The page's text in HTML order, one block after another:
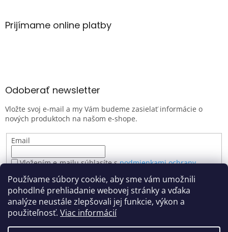
Používame súbory cookie, aby sme vám umožnili
pohodlné prehliadanie webovej stránky a vďaka
analýze neustále zlepšovali jej funkcie, výkon a
použiteľnosť. Viac informácií
Prijímame online platby
Odoberať newsletter
Vložte svoj e-mail a my Vám budeme zasielať informácie o
nových produktoch na našom e-shope.
Email
Vložením e-mailu súhlasíte spodmienkami ochrany
PRIHLÁSIŤ SA